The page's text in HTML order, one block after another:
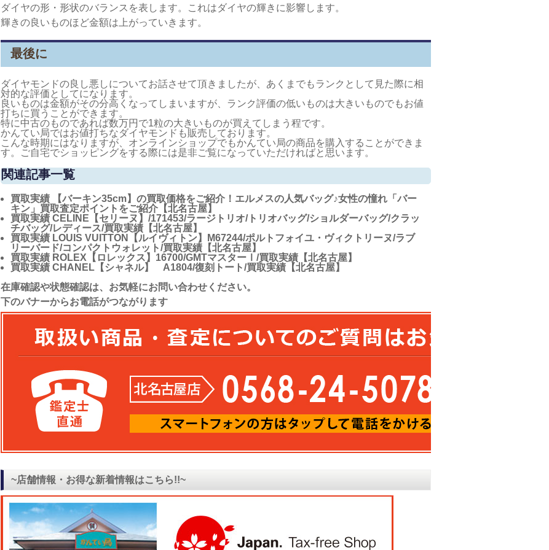
ダイヤの形・形状のバランスを表します。これはダイヤの輝きに影響します。
輝きの良いものほど金額は上がっていきます。
最後に
ダイヤモンドの良し悪しについてお話させて頂きましたが、あくまでもランクとして見た際に相
対的な評価としてになります。
良いものは金額がその分高くなってしまいますが、ランク評価の低いものは大きいものでもお値
打ちに買うことができます。
特に中古のものであれば数万円で1粒の大きいものが買えてしまう程です。
かんてい局ではお値打ちなダイヤモンドも販売しております。
こんな時期にはなりますが、オンラインショップでもかんてい局の商品を購入することができま
す。ご自宅でショッピングをする際には是非ご覧になっていただければと思います。
関連記事一覧
買取実績 【バーキン35cm】の買取価格をご紹介！エルメスの人気バッグ♪女性の憧れ「バー
キン」買取査定ポイントをご紹介【北名古屋】
買取実績 CELINE【セリーヌ】/171453/ラージトリオ/トリオバッグ/ショルダーバッグ/クラッ
チバッグ/レディース/買取実績【北名古屋】
買取実績 LOUIS VUITTON【ルイヴィトン】M67244/ポルトフォイユ・ヴィクトリーヌ/ラブ
リーバード/コンパクトウォレット/買取実績【北名古屋】
買取実績 ROLEX【ロレックス】16700/GMTマスターⅠ/買取実績【北名古屋】
買取実績 CHANEL【シャネル】 A1804/復刻トート/買取実績【北名古屋】
在庫確認や状態確認は、お気軽にお問い合わせください。
下のバナーからお電話がつながります
~店舗情報・お得な新着情報はこちら!!~